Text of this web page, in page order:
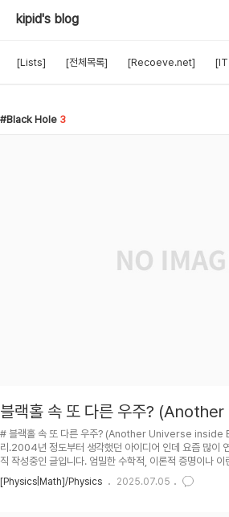
kipid's blog
[Lists] [전체목록] [Recoeve.net]
Black Hole 3
블랙홀 속 또 다른 우주?
Black Hole?)
# 블랙홀 속 또 다른 우주? (Another Universe inside
리.2004년 정도부터 생각했던 아이디어 인데 요즘 많이
직 작성중인 글입니다. 엄밀한 수학적, 이론적 증명이나
설명이라서 완성전에도 그냥 공개. 아이디어만 보시고
해보시길... 일에 집중은 안되고, 너무 딴짓하는건 내 시간
[Physics|Math]/Physics 2025.07.05